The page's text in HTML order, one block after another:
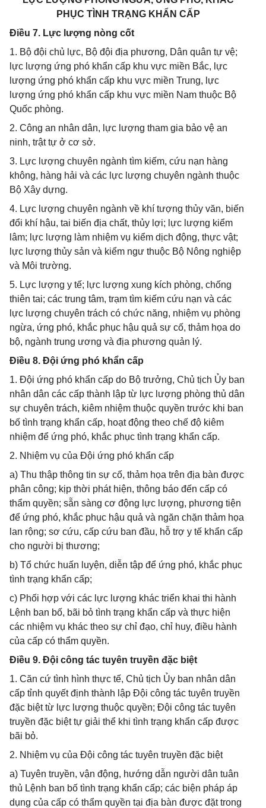
PHỤC TÌNH TRẠNG KHẨN CẤP
Điều 7. Lực lượng nòng cốt
1. Bộ đội chủ lực, Bộ đội địa phương, Dân quân tự vệ;
lực lượng ứng phó khẩn cấp khu vực miền Bắc, lực
lượng ứng phó khẩn cấp khu vực miền Trung, lực
lượng ứng phó khẩn cấp khu vực miền Nam thuộc Bộ
Quốc phòng.
2. Công an nhân dân, lực lượng tham gia bảo vệ an
ninh, trật tự ở cơ sở.
3. Lực lượng chuyên ngành tìm kiếm, cứu nạn hàng
không, hàng hải và các lực lượng chuyên ngành thuộc
Bộ Xây dựng.
4. Lực lượng chuyên ngành về khí tượng thủy văn, biến
đổi khí hậu, tai biến địa chất, thủy lợi; lực lượng kiểm
lâm; lực lượng làm nhiệm vụ kiểm dịch động, thực vật;
lực lượng thủy sản và kiểm ngư thuộc Bộ Nông nghiệp
và Môi trường.
5. Lực lượng y tế; lực lượng xung kích phòng, chống
thiên tai; các trung tâm, trạm tìm kiếm cứu nạn và các
lực lượng chuyên trách có chức năng, nhiệm vụ phòng
ngừa, ứng phó, khắc phục hậu quả sự cố, thảm họa do
bộ, ngành trung ương và địa phương quản lý.
Điều 8. Đội ứng phó khẩn cấp
1. Đội ứng phó khẩn cấp do Bộ trưởng, Chủ tịch Ủy ban
nhân dân các cấp thành lập từ lực lượng phòng thủ dân
sự chuyên trách, kiêm nhiệm thuộc quyền trước khi ban
bố tình trạng khẩn cấp, hoạt động theo chế độ kiêm
nhiệm để ứng phó, khắc phục tình trạng khẩn cấp.
2. Nhiệm vụ của Đội ứng phó khẩn cấp
a) Thu thập thông tin sự cố, thảm họa trên địa bàn được
phân công; kịp thời phát hiện, thông báo đến cấp có
thẩm quyền; sẵn sàng cơ động lực lượng, phương tiện
để ứng phó, khắc phục hậu quả và ngăn chặn thảm họa
lan rộng; sơ cứu, cấp cứu ban đầu, hỗ trợ y tế khẩn cấp
cho người bị thương;
b) Tổ chức huấn luyện, diễn tập để ứng phó, khắc phục
tình trạng khẩn cấp;
c) Phối hợp với các lực lượng khác triển khai thi hành
Lệnh ban bố, bãi bỏ tình trạng khẩn cấp và thực hiện
các nhiệm vụ khác theo sự chỉ đạo, chỉ huy, điều hành
của cấp có thẩm quyền.
Điều 9. Đội công tác tuyên truyền đặc biệt
1. Căn cứ tình hình thực tế, Chủ tịch Ủy ban nhân dân
cấp tỉnh quyết định thành lập Đội công tác tuyên truyền
đặc biệt từ lực lượng thuộc quyền; Đội công tác tuyên
truyền đặc biệt tự giải thể khi tình trạng khẩn cấp được
bãi bỏ.
2. Nhiệm vụ của Đội công tác tuyên truyền đặc biệt
a) Tuyên truyền, vận động, hướng dẫn người dân tuân
thủ Lệnh ban bố tình trạng khẩn cấp; các biện pháp áp
dụng của cấp có thẩm quyền tại địa bàn được đặt trong